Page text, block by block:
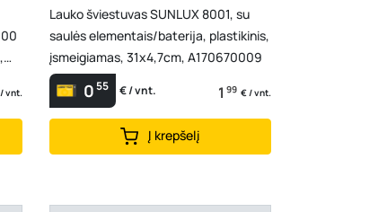
vnt.
Lauko šviestuvas SUNLUX 8001, su
saulės elementais/baterija, plastikinis,
įsmeigiamas, 31x4,7cm, A170670009
055 € / vnt. 1 99 € / vnt.
Į krepšelį